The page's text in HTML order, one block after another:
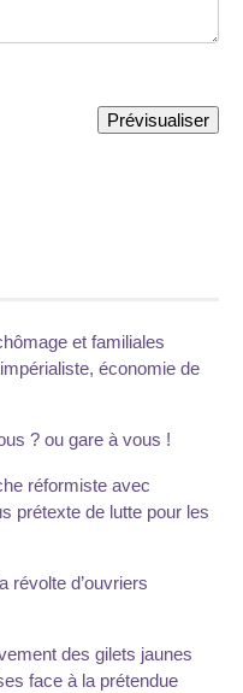
et familiales
économie de
? ou gare à vous !
réformiste avec
prétexte de lutte pour les
révolte d’ouvriers
des gilets jaunes
face à la prétendue